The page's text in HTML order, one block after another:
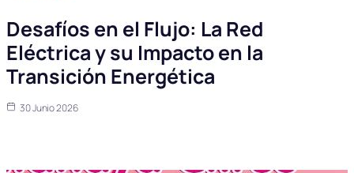
Desafíos en el Flujo: La Red
Eléctrica y su Impacto en la
Transición Energética
30 Junio 2026